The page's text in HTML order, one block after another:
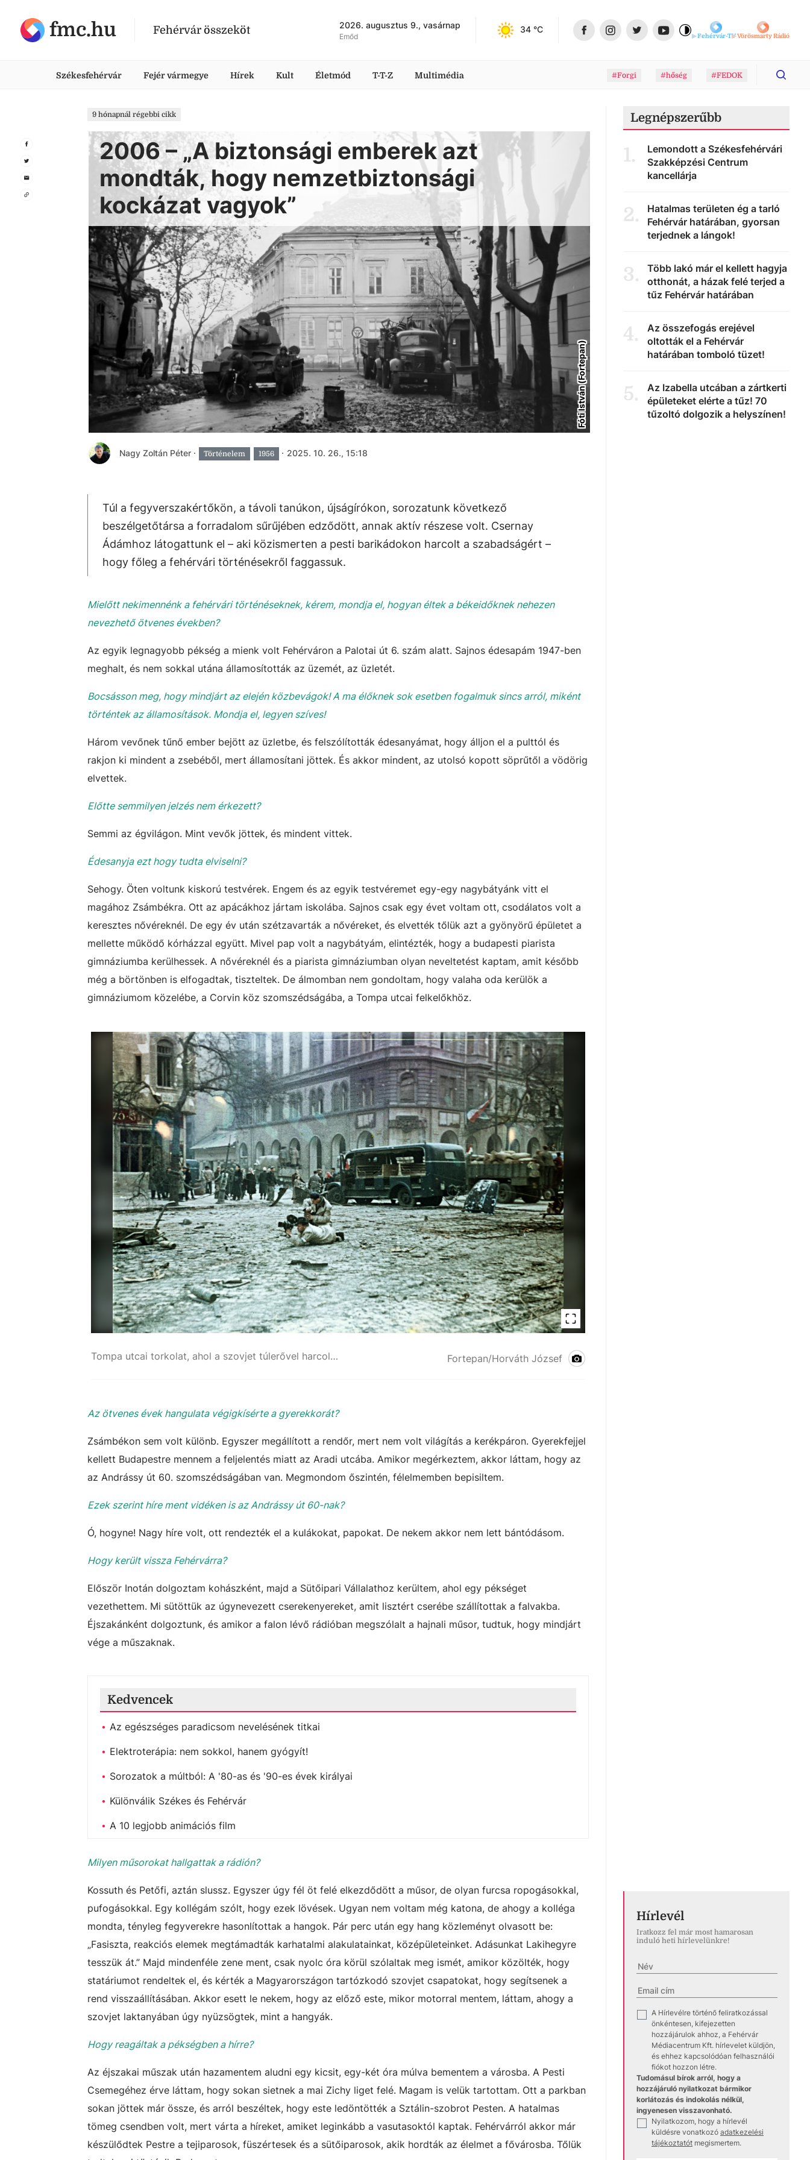
fmc.hu Fehérvár összeköt 2026. augusztus 9., vasárnap
Emőd
34 °C
Fehérvár-TVVörösmarty Rádió
Székesfehérvár Fejér vármegye Hírek Kult Életmód T-T-Z Multimédia #Forgi #hőség #FEDOK
9 hónapnál régebbi cikk
Fóti István (Fortepan)
2006 – „A biztonsági emberek azt
mondták, hogy nemzetbiztonsági
kockázat vagyok”
Nagy Zoltán Péter · Történelem 1956 · 2025. 10. 26., 15:18
Túl a fegyverszakértőkön, a távoli tanúkon, újságírókon, sorozatunk következő
beszélgetőtársa a forradalom sűrűjében edződött, annak aktív részese volt. Csernay
Ádámhoz látogattunk el – aki közismerten a pesti barikádokon harcolt a szabadságért –
hogy főleg a fehérvári történésekről faggassuk.
Mielőtt nekimennénk a fehérvári történéseknek, kérem, mondja el, hogyan éltek a békeidőknek nehezen
nevezhető ötvenes években?
Az egyik legnagyobb pékség a mienk volt Fehérváron a Palotai út 6. szám alatt. Sajnos édesapám 1947-ben
meghalt, és nem sokkal utána államosították az üzemét, az üzletét.
Bocsásson meg, hogy mindjárt az elején közbevágok! A ma élőknek sok esetben fogalmuk sincs arról, miként
történtek az államosítások. Mondja el, legyen szíves!
Három vevőnek tűnő ember bejött az üzletbe, és felszólították édesanyámat, hogy álljon el a pulttól és
rakjon ki mindent a zsebéből, mert államosítani jöttek. És akkor mindent, az utolsó kopott söprűtől a vödörig
elvettek.
Előtte semmilyen jelzés nem érkezett?
Semmi az égvilágon. Mint vevők jöttek, és mindent vittek.
Édesanyja ezt hogy tudta elviselni?
Sehogy. Öten voltunk kiskorú testvérek. Engem és az egyik testvéremet egy-egy nagybátyánk vitt el
magához Zsámbékra. Ott az apácákhoz jártam iskolába. Sajnos csak egy évet voltam ott, csodálatos volt a
keresztes nővéreknél. De egy év után szétzavarták a nővéreket, és elvették tőlük azt a gyönyörű épületet a
mellette működő kórházzal együtt. Mivel pap volt a nagybátyám, elintézték, hogy a budapesti piarista
gimnáziumba kerülhessek. A nővéreknél és a piarista gimnáziumban olyan neveltetést kaptam, amit később
még a börtönben is elfogadtak, tiszteltek. De álmomban nem gondoltam, hogy valaha oda kerülök a
gimnáziumom közelébe, a Corvin köz szomszédságába, a Tompa utcai felkelőkhöz.
Tompa utcai torkolat, ahol a szovjet túlerővel harcoltak Csernay Ádámék Fortepan/Horváth József
Az ötvenes évek hangulata végigkísérte a gyerekkorát?
Zsámbékon sem volt különb. Egyszer megállított a rendőr, mert nem volt világítás a kerékpáron. Gyerekfejjel
kellett Budapestre mennem a feljelentés miatt az Aradi utcába. Amikor megérkeztem, akkor láttam, hogy az
az Andrássy út 60. szomszédságában van. Megmondom őszintén, félelmemben bepisiltem.
Ezek szerint híre ment vidéken is az Andrássy út 60-nak?
Ó, hogyne! Nagy híre volt, ott rendezték el a kulákokat, papokat. De nekem akkor nem lett bántódásom.
Hogy került vissza Fehérvárra?
Először Inotán dolgoztam kohászként, majd a Sütőipari Vállalathoz kerültem, ahol egy pékséget
vezethettem. Mi sütöttük az úgynevezett cserekenyereket, amit lisztért cserébe szállítottak a falvakba.
Éjszakánként dolgoztunk, és amikor a falon lévő rádióban megszólalt a hajnali műsor, tudtuk, hogy mindjárt
vége a műszaknak.
Kedvencek
Az egészséges paradicsom nevelésének titkai
Elektroterápia: nem sokkol, hanem gyógyít!
Sorozatok a múltból: A '80-as és '90-es évek királyai
Különválik Székes és Fehérvár
A 10 legjobb animációs film
Milyen műsorokat hallgattak a rádión?
Kossuth és Petőfi, aztán slussz. Egyszer úgy fél öt felé elkezdődött a műsor, de olyan furcsa ropogásokkal,
pufogásokkal. Egy kollégám szólt, hogy ezek lövések. Ugyan nem voltam még katona, de ahogy a kolléga
mondta, tényleg fegyverekre hasonlítottak a hangok. Pár perc után egy hang közleményt olvasott be:
„Fasiszta, reakciós elemek megtámadták karhatalmi alakulatainkat, középületeinket. Adásunkat Lakihegyre
tesszük át.” Majd mindenféle zene ment, csak nyolc óra körül szólaltak meg ismét, amikor közölték, hogy
statáriumot rendeltek el, és kérték a Magyarországon tartózkodó szovjet csapatokat, hogy segítsenek a
rend visszaállításában. Akkor esett le nekem, hogy az előző este, mikor motorral mentem, láttam, ahogy a
szovjet laktanyában úgy nyüzsögtek, mint a hangyák.
Hogy reagáltak a pékségben a hírre?
Az éjszakai műszak után hazamentem aludni egy kicsit, egy-két óra múlva bementem a városba. A Pesti
Csemegéhez érve láttam, hogy sokan sietnek a mai Zichy liget felé. Magam is velük tartottam. Ott a parkban
sokan jöttek már össze, és arról beszéltek, hogy este ledöntötték a Sztálin-szobrot Pesten. A hatalmas
tömeg csendben volt, mert várta a híreket, amiket leginkább a vasutasoktól kaptak. Fehérvárról akkor már
készülődtek Pestre a tejiparosok, füszértesek és a sütőiparosok, akik hordták az élelmet a fővárosba. Tőlük
Legnépszerűbb
1.
Lemondott a Székesfehérvári
Szakképzési Centrum
kancellárja
2.
Hatalmas területen ég a tarló
Fehérvár határában, gyorsan
terjednek a lángok!
3.
Több lakó már el kellett hagyja
otthonát, a házak felé terjed a
tűz Fehérvár határában
4.
Az összefogás erejével
oltották el a Fehérvár
határában tomboló tüzet!
5.
Az Izabella utcában a zártkerti
épületeket elérte a tűz! 70
tűzoltó dolgozik a helyszínen!
Hírlevél
Iratkozz fel már most hamarosan
induló heti hírlevelünkre!
✓
A Hírlevélre történő feliratkozással
önkéntesen, kifejezetten
hozzájárulok ahhoz, a Fehérvár
Médiacentrum Kft. hírlevelet küldjön,
és ehhez kapcsolódóan felhasználói
fiókot hozzon létre.
Tudomásul bírok arról, hogy a
hozzájáruló nyilatkozat bármikor
korlátozás és indokolás nélkül,
ingyenesen visszavonható.
✓
Nyilatkozom, hogy a hírlevél
küldésre vonatkozó adatkezelési
tájékoztatót megismertem.